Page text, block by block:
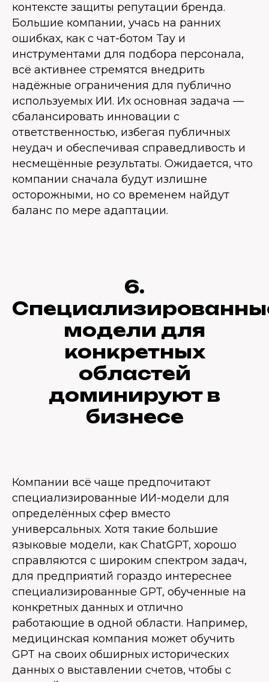
контексте защиты репутации бренда.
Большие компании, учась на ранних
ошибках, как с чат-ботом Tay и
инструментами для подбора персонала,
всё активнее стремятся внедрить
надёжные ограничения для публично
используемых ИИ. Их основная задача —
сбалансировать инновации с
ответственностью, избегая публичных
неудач и обеспечивая справедливость и
несмещённые результаты. Ожидается, что
компании сначала будут излишне
осторожными, но со временем найдут
баланс по мере адаптации.
6.
модели для
конкретных
областей
доминируют в
бизнесе
Компании всё чаще предпочитают
специализированные ИИ-модели для
определённых сфер вместо
универсальных. Хотя такие большие
языковые модели, как ChatGPT, хорошо
справляются с широким спектром задач,
для предприятий гораздо интереснее
специализированные GPT, обученные на
конкретных данных и отлично
работающие в одной области. Например,
медицинская компания может обучить
GPT на своих обширных исторических
данных о выставлении счетов, чтобы с